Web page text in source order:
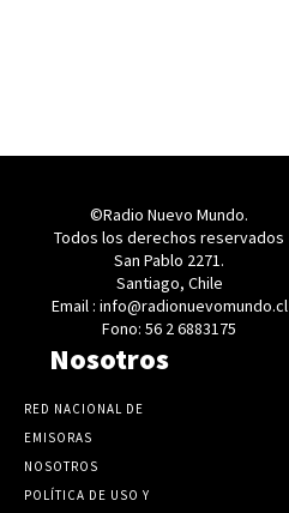
©Radio Nuevo Mundo.
Todos los derechos reservados
San Pablo 2271.
Santiago, Chile
Email : info@radionuevomundo.cl
Fono: 56 2 6883175
Nosotros
RED NACIONAL DE
EMISORAS
NOSOTROS
POLÍTICA DE USO Y